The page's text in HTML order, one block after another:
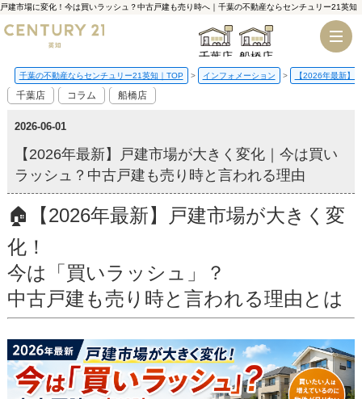
戸建市場に変化！今は買いラッシュ？中古戸建も売り時へ｜千葉の不動産ならセンチュリー21英知
千葉店 船橋店
千葉の不動産ならセンチュリー21英知｜TOP インフォメーション 【2026年最新】
千葉店 コラム 船橋店
2026-06-01
【2026年最新】戸建市場が大きく変化｜今は買い
ラッシュ？中古戸建も売り時と言われる理由
🏠【2026年最新】戸建市場が大きく変
化！
今は「買いラッシュ」？
中古戸建も売り時と言われる理由とは